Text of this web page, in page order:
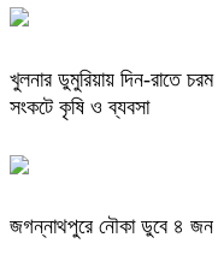
খুলনার ডুমুরিয়ায় দিন-রাতে
সংকটে কৃষি ও ব্যবসা
জগন্নাথপুরে নৌকা ডুবে ৪